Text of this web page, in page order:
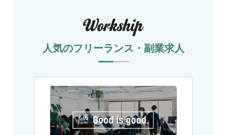
人気のフリーランス・副業求人